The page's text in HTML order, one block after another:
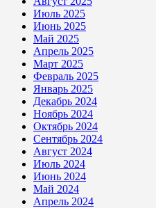
Июль 2025
Июнь 2025
Май 2025
Апрель 2025
Март 2025
Февраль 2025
Январь 2025
Декабрь 2024
Ноябрь 2024
Октябрь 2024
Сентябрь 2024
Август 2024
Июль 2024
Июнь 2024
Май 2024
Апрель 2024